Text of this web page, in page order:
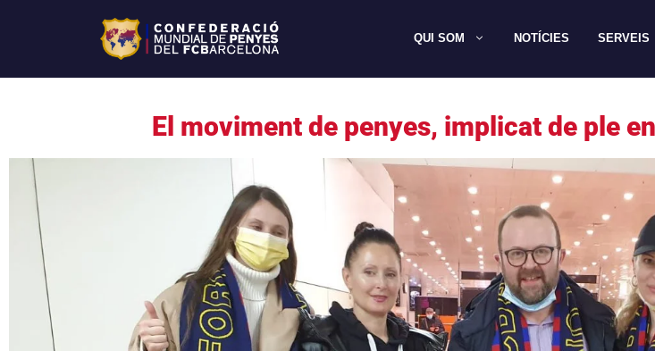
QUI SOM NOTÍCIES SERVEIS
El moviment de penyes, implicat de ple